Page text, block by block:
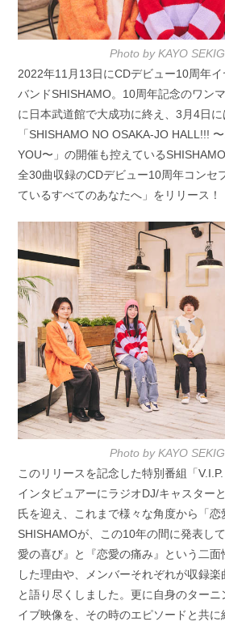
Photo by KAYO
2022年11月13日にCDデビュー10周年
バンドSHISHAMO。10周年記念のワン
に日本武道館で大成功に終え、3月4日
「SHISHAMO NO OSAKA-JO HALL!!!
YOU〜」の開催も控えている
全30曲収録のCDデビュー10周年コンセ
ているすべてのあなたへ」をリリース！
Photo by KAYO
このリリースを記念した特別番組「
インタビュアーにラジオDJ/キャスター
氏を迎え、これまで様々な角度から「恋
SHISHAMOが、この10年の間に発表し
愛の喜び』と『恋愛の痛み』という二面
した理由や、メンバーそれぞれが収録楽
と語り尽くしました。更に自身のター
イブ映像を、その時のエピソードと共